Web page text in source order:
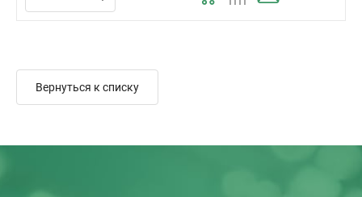
Вернуться к списку